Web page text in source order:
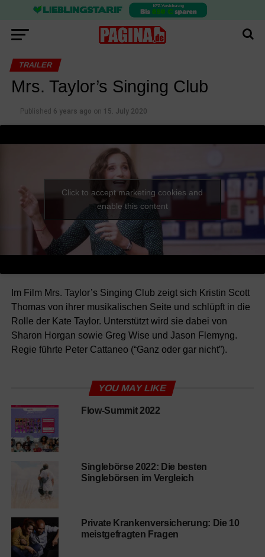
TRAILER
Mrs. Taylor’s Singing Club
Published 6 years ago on 15. July 2020
Click to accept marketing cookies and
enable this content
Im Film Mrs. Taylor’s Singing Club zeigt sich Kristin Scott
Thomasvon ihrer musikalischen Seite und schlüpft in die
Rolle der Kate Taylor. Unterstützt wird sie dabei von
Sharon Horgan sowie Greg Wise und Jason Flemyng.
Regie führte Peter Cattaneo (“Ganz oder gar nicht”).
YOU MAY LIKE
Flow-Summit 2022
Singlebörse 2022: Die besten
Singlebörsen im Vergleich
Private Krankenversicherung: Die 10
meistgefragten Fragen